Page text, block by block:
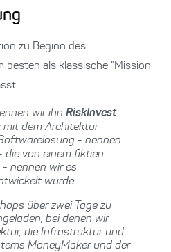
zu Beginn des
besten als klassische "Mission
wir ihn RiskInvest
dem Architektur
- nennen
die von einem fiktien
nennen wir es
wurde.
über zwei Tage zu
bei denen wir
die Infrastruktur und
MoneyMaker und der